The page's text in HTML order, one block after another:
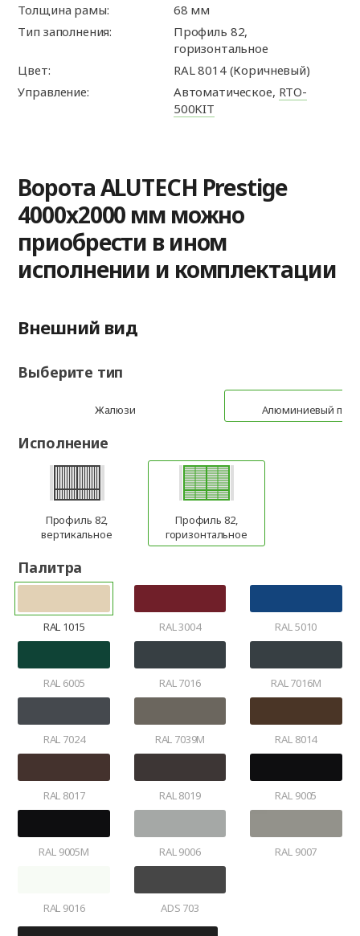
Толщина рамы:
68 мм
Тип заполнения:
Профиль 82,
горизонтальное
Цвет:
RAL 8014 (Коричневый)
Управление:
Автоматическое, RTO-
500KIT
Ворота ALUTECH Prestige
4000x2000 мм можно
приобрести в ином
исполнении и комплектации
Внешний вид
Выберите тип
Жалюзи Алюминиевый
Исполнение
Профиль 82,
вертикальное
Профиль 82,
горизонтальное
Палитра
RAL 1015 RAL 3004 RAL 5010
RAL 6005 RAL 7016 RAL 7016M
RAL 7024 RAL 7039M RAL 8014
RAL 8017 RAL 8019 RAL 9005
RAL 9005M RAL 9006 RAL 9007
RAL 9016 ADS 703